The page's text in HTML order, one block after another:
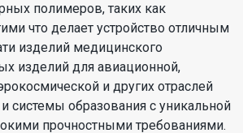
полимеров, таких как
что делает устройство отличным
изделий медицинского
изделий для авиационной,
и других отраслей
системы образования с уникальной
прочностными требованиями.